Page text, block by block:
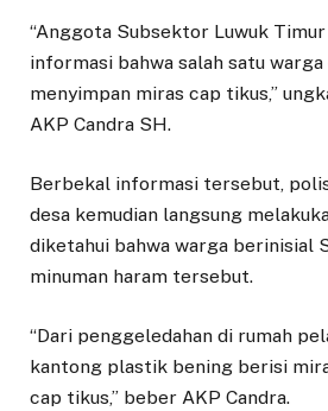
“Anggota Subsektor Luwuk
informasi bahwa salah satu warga
menyimpan miras cap tikus,”
AKP Candra SH.
Berbekal informasi tersebut,
desa kemudian langsung
diketahui bahwa warga berinisial
minuman haram tersebut.
“Dari penggeledahan di rumah
kantong plastik bening berisi
cap tikus,” beber AKP Candra.